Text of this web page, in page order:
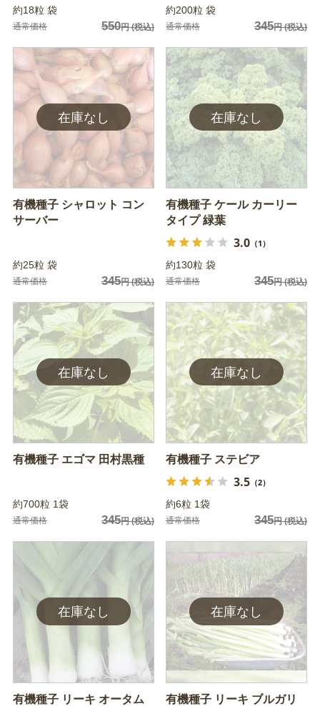
約18粒 袋
通常価格 550円(税込)
約200粒 袋
通常価格 345円(税込)
有機種子 シャロット コン
サーバー
約25粒 袋
通常価格 345円(税込)
有機種子 ケール カーリー
タイプ 緑葉
3.0（1）
約130粒 袋
通常価格 345円(税込)
有機種子 エゴマ 田村黒種
約700粒 1袋
通常価格 345円(税込)
有機種子 ステビア
3.5（2）
約6粒 1袋
通常価格 345円(税込)
有機種子 リーキ オータム
有機種子 リーキ ブルガリ